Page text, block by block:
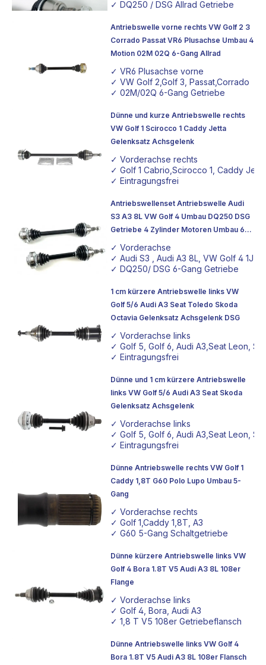
✓ DQ250 / DSG Allrad Getriebe
Antriebswelle vorne rechts VW Golf 2 3
Corrado Passat VR6 Plusachse Umbau 4
Motion 02M 02Q 6-Gang Allrad
✓ VR6 Plusachse vorne
✓ VW Golf 2,Golf 3, Passat,Corrado
✓ 02M/02Q 6-Gang Getriebe
Dünne und kurze Antriebswelle rechts
VW Golf 1 Scirocco 1 Caddy Jetta
Gelenksatz Achsgelenk
✓ Vorderachse rechts
✓ Golf 1 Cabrio,Scirocco 1, Caddy Jetta
✓ Eintragungsfrei
Antriebswellenset Antriebswelle Audi
S3 A3 8L VW Golf 4 Umbau DQ250 DSG
Getriebe 4 Zylinder Motoren Umbau 6-
Gang
✓ Vorderachse
✓ Audi S3 , Audi A3 8L, VW Golf 4 1J
✓ DQ250/ DSG 6-Gang Getriebe
1 cm kürzere Antriebswelle links VW
Golf 5/6 Audi A3 Seat Toledo Skoda
Octavia Gelenksatz Achsgelenk DSG
✓ Vorderachse links
✓ Golf 5, Golf 6, Audi A3,Seat Leon,
✓ Eintragungsfrei
Dünne und 1 cm kürzere Antriebswelle
links VW Golf 5/6 Audi A3 Seat Skoda
Gelenksatz Achsgelenk
✓ Vorderachse links
✓ Golf 5, Golf 6, Audi A3,Seat Leon,
✓ Eintragungsfrei
Dünne Antriebswelle rechts VW Golf 1
Caddy 1,8T G60 Polo Lupo Umbau 5-
Gang
✓ Vorderachse rechts
✓ Golf 1,Caddy 1,8T, A3
✓ G60 5-Gang Schaltgetriebe
Dünne kürzere Antriebswelle links VW
Golf 4 Bora 1.8T V5 Audi A3 8L 108er
Flange
✓ Vorderachse links
✓ Golf 4, Bora, Audi A3
✓ 1,8 T V5 108er Getriebeflansch
Dünne Antriebswelle links VW Golf 4
Bora 1.8T V5 Audi A3 8L 108er Flansch